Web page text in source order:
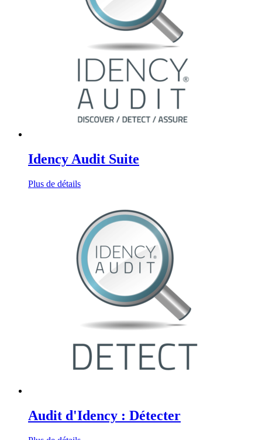
Idency Audit Suite
Plus de détails
Audit d'Idency : Détecter